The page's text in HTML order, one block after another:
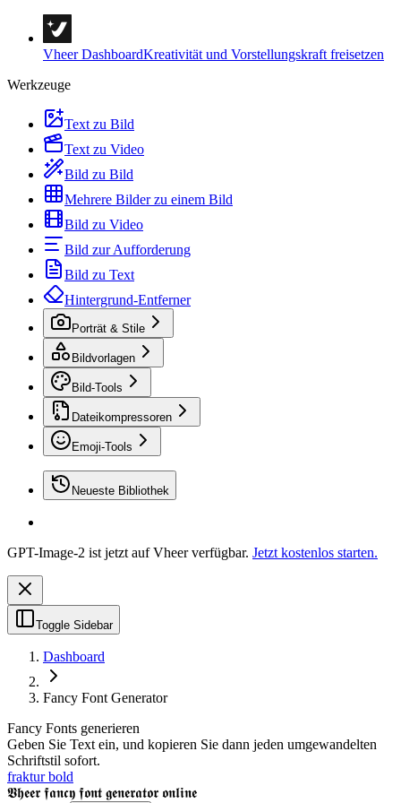
Vheer DashboardKreativität und Vorstellungskraft freisetzen
Werkzeuge
Text zu Bild
Text zu Video
Bild zu Bild
Mehrere Bilder zu einem Bild
Bild zu Video
Bild zur Aufforderung
Bild zu Text
Hintergrund-Entferner
Porträt & Stile
Bildvorlagen
Bild-Tools
Dateikompressoren
Emoji-Tools
Neueste Bibliothek
GPT-Image-2 ist jetzt auf Vheer verfügbar. Jetzt kostenlos starten.
Toggle Sidebar
Dashboard
Fancy Font Generator
Fancy Fonts generieren
Geben Sie Text ein, und kopieren Sie dann jeden umgewandelten
Schriftstil sofort.
fraktur bold
𝖁𝖍𝖊𝖊𝖗 𝖋𝖆𝖓𝖈𝖞 𝖋𝖔𝖓𝖙 𝖌𝖊𝖓𝖊𝖗𝖆𝖙𝖔𝖗 𝖔𝖓𝖑𝖎𝖓𝖊